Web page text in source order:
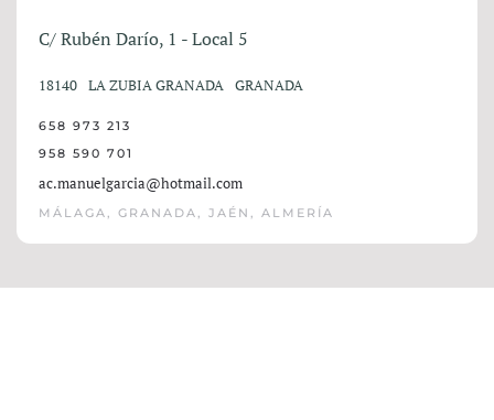
C/ Rubén Darío, 1 - Local 5
18140 LA ZUBIA GRANADA GRANADA
658 973 213
958 590 701
ac.manuelgarcia@hotmail.com
MÁLAGA, GRANADA, JAÉN, ALMERÍA